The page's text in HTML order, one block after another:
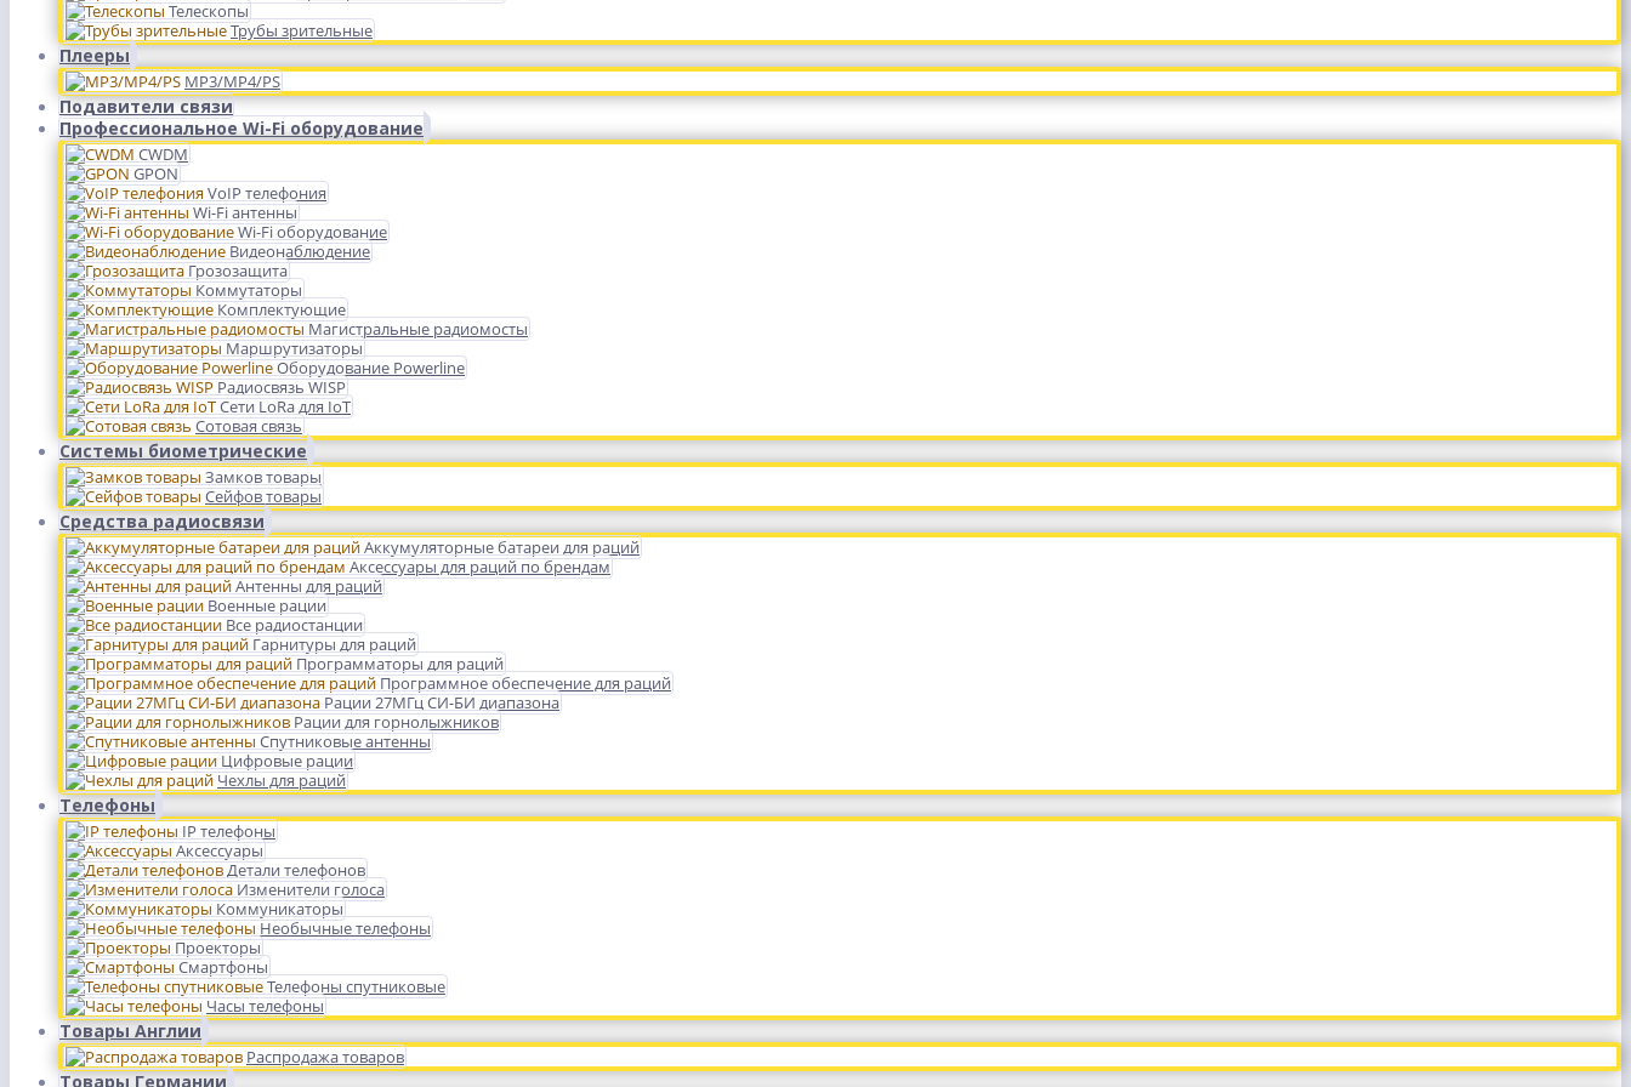
Телескопы
Трубы зрительные
Плееры
MP3/MP4/PS
Подавители связи
Профессиональное Wi-Fi оборудование
CWDM
GPON
VoIP телефония
Wi-Fi антенны
Wi-Fi оборудование
Видеонаблюдение
Грозозащита
Коммутаторы
Комплектующие
Магистральные радиомосты
Маршрутизаторы
Оборудование Powerline
Радиосвязь WISP
Сети LoRa для IoT
Сотовая связь
Системы биометрические
Замков товары
Сейфов товары
Средства радиосвязи
Аккумуляторные батареи для раций
Аксессуары для раций по брендам
Антенны для раций
Военные рации
Все радиостанции
Гарнитуры для раций
Программаторы для раций
Программное обеспечение для раций
Рации 27МГц СИ-БИ диапазона
Рации для горнолыжников
Спутниковые антенны
Цифровые рации
Чехлы для раций
Телефоны
IP телефоны
Аксессуары
Детали телефонов
Изменители голоса
Коммуникаторы
Необычные телефоны
Проекторы
Смартфоны
Телефоны спутниковые
Часы телефоны
Товары Англии
Распродажа товаров
Товары Германии